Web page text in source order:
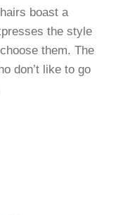
boast a
the style
them. The
don’t like to go